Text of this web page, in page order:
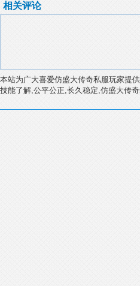
相关评论
本站为广大喜爱仿盛大传奇私服玩家提
技能了解,公平公正,长久稳定,仿盛大传